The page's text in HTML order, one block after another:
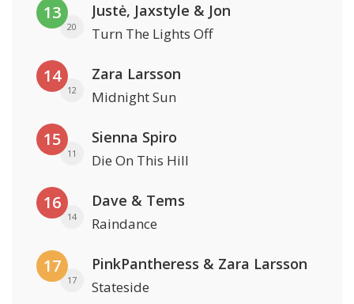
13
20
Justė, Jaxstyle & Jon
Turn The Lights Off
14
12
Zara Larsson
Midnight Sun
15
11
Sienna Spiro
Die On This Hill
16
14
Dave & Tems
Raindance
17
17
PinkPantheress & Zara Larsson
Stateside